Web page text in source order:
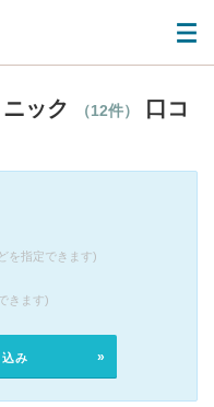
ック （12件）
口コ
を指定できます)
きます)
み